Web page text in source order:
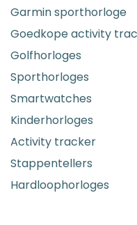
Garmin sporthorloge
Goedkope activity
Golfhorloges
Sporthorloges
Smartwatches
Kinderhorloges
Activity tracker
Stappentellers
Hardloophorloges